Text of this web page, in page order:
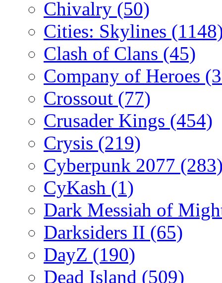
Chivalry (50)
Cities: Skylines
Clash of Clans (45)
Company of Heroes
Crossout (77)
Crusader Kings (454)
Crysis (219)
Cyberpunk 2077
CyKash (1)
Dark Messiah of
Darksiders II (65)
DayZ (190)
Dead Island (509)